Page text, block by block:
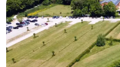
de
jeux
Aires
de
jeux
-
Bowling
-
Parcours
Centres